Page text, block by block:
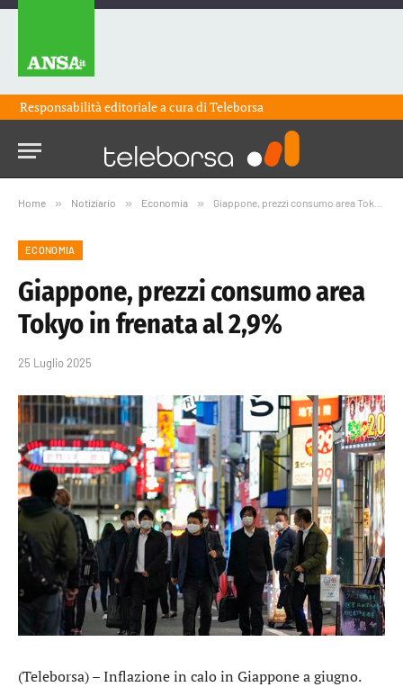
Responsabilità editoriale a cura diTeleborsa
Home » Notiziario » Economia » Giappone, prezzi consumo area Tokyo in frenata al 2,9%
ECONOMIA
Giappone, prezzi consumo area
Tokyo in frenata al 2,9%
25 Luglio 2025
(Teleborsa) – Inflazione in calo in Giappone a giugno.